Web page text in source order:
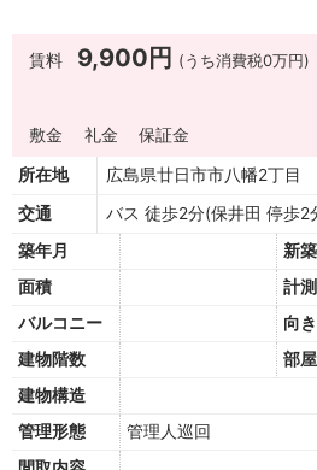
賃料 9,900円 (うち消費税0万円)
敷金 礼金 保証金
所在地
広島県廿日市市八幡2丁
交通
バス 徒歩2分(保井田 停歩2
築年月
新
面積
計
バルコニー
向き
建物階数
部
建物構造
管理形態
管理人巡回